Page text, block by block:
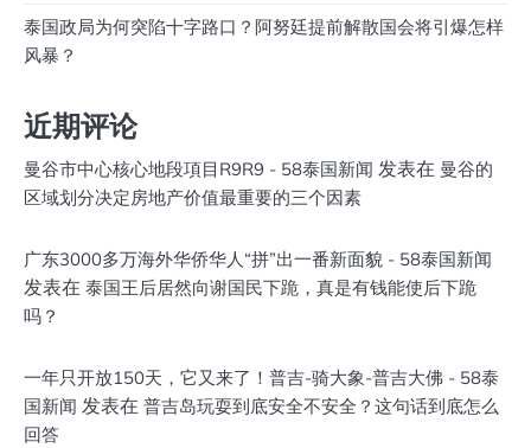
泰国政局为何突陷十字路口？阿努廷提前解散国会将引爆怎样
风暴？
近期评论
曼谷市中心核心地段項目R9R9 - 58泰国新闻 发表在 曼谷的
区域划分决定房地产价值最重要的三个因素
广东3000多万海外华侨华人“拼”出一番新面貌 - 58泰国新闻
发表在 泰国王后居然向谢国民下跪，真是有钱能使后下跪
吗？
一年只开放150天，它又来了！普吉-骑大象-普吉大佛 - 58泰
国新闻 发表在 普吉岛玩耍到底安全不安全？这句话到底怎么
回答